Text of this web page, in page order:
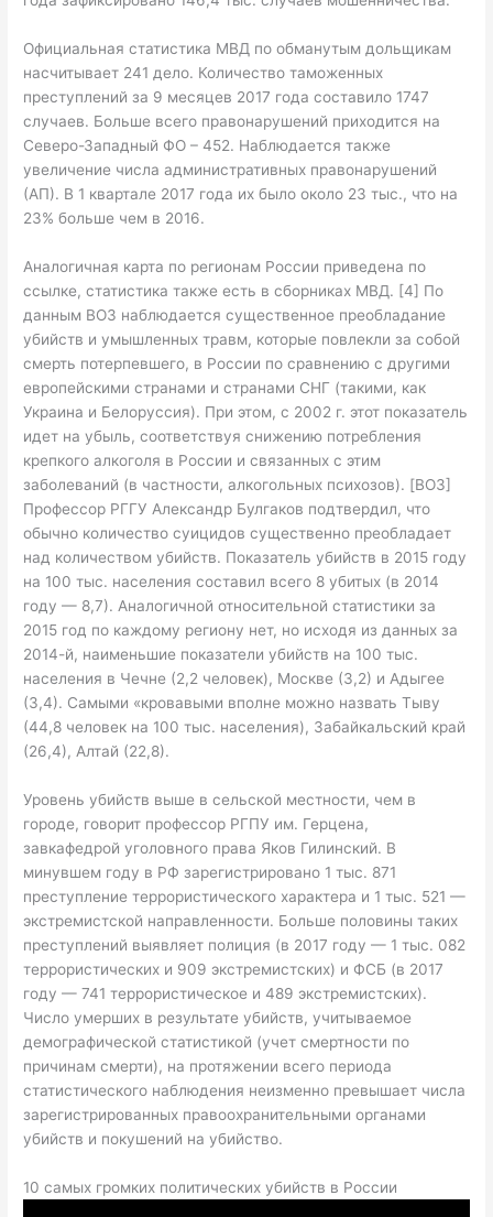
Официальная статистика МВД по обманутым дольщикам
насчитывает 241 дело. Количество таможенных
преступлений за 9 месяцев 2017 года составило 1747
случаев. Больше всего правонарушений приходится на
Северо-Западный ФО – 452. Наблюдается также
увеличение числа административных правонарушений
(АП). В 1 квартале 2017 года их было около 23 тыс., что на
23% больше чем в 2016.
Аналогичная карта по регионам России приведена по
ссылке, статистика также есть в сборниках МВД. [4] По
данным ВОЗ наблюдается существенное преобладание
убийств и умышленных травм, которые повлекли за собой
смерть потерпевшего, в России по сравнению с другими
европейскими странами и странами СНГ (такими, как
Украина и Белоруссия). При этом, с 2002 г. этот показатель
идет на убыль, соответствуя снижению потребления
крепкого алкоголя в России и связанных с этим
заболеваний (в частности, алкогольных психозов). [ВОЗ]
Профессор РГГУ Александр Булгаков подтвердил, что
обычно количество суицидов существенно преобладает
над количеством убийств. Показатель убийств в 2015 году
на 100 тыс. населения составил всего 8 убитых (в 2014
году — 8,7). Аналогичной относительной статистики за
2015 год по каждому региону нет, но исходя из данных за
2014-й, наименьшие показатели убийств на 100 тыс.
населения в Чечне (2,2 человек), Москве (3,2) и Адыгее
(3,4). Самыми «кровавыми вполне можно назвать Тыву
(44,8 человек на 100 тыс. населения), Забайкальский край
(26,4), Алтай (22,8).
Уровень убийств выше в сельской местности, чем в
городе, говорит профессор РГПУ им. Герцена,
завкафедрой уголовного права Яков Гилинский. В
минувшем году в РФ зарегистрировано 1 тыс. 871
преступление террористического характера и 1 тыс. 521 —
экстремистской направленности. Больше половины таких
преступлений выявляет полиция (в 2017 году — 1 тыс. 082
террористических и 909 экстремистских) и ФСБ (в 2017
году — 741 террористическое и 489 экстремистских).
Число умерших в результате убийств, учитываемое
демографической статистикой (учет смертности по
причинам смерти), на протяжении всего периода
статистического наблюдения неизменно превышает числа
зарегистрированных правоохранительными органами
убийств и покушений на убийство.
10 самых громких политических убийств в России